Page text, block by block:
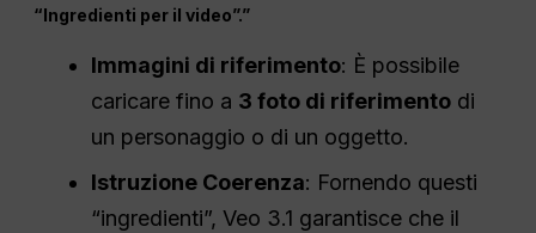
“Ingredienti per il video”.”
Immagini di riferimento: È possibile
caricare fino a 3 foto di riferimento di
un personaggio o di un oggetto.
Istruzione Coerenza: Fornendo questi
“ingredienti”, Veo 3.1 garantisce che il